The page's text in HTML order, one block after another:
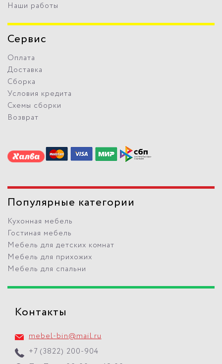
Наши работы
Сервис
Оплата
Доставка
Сборка
Условия кредита
Схемы сборки
Возврат
Популярные категории
Кухонная мебель
Гостиная мебель
Мебель для детских комнат
Мебель для прихожих
Мебель для спальни
Контакты
mebel-bin@mail.ru
+7 (3822) 200-904